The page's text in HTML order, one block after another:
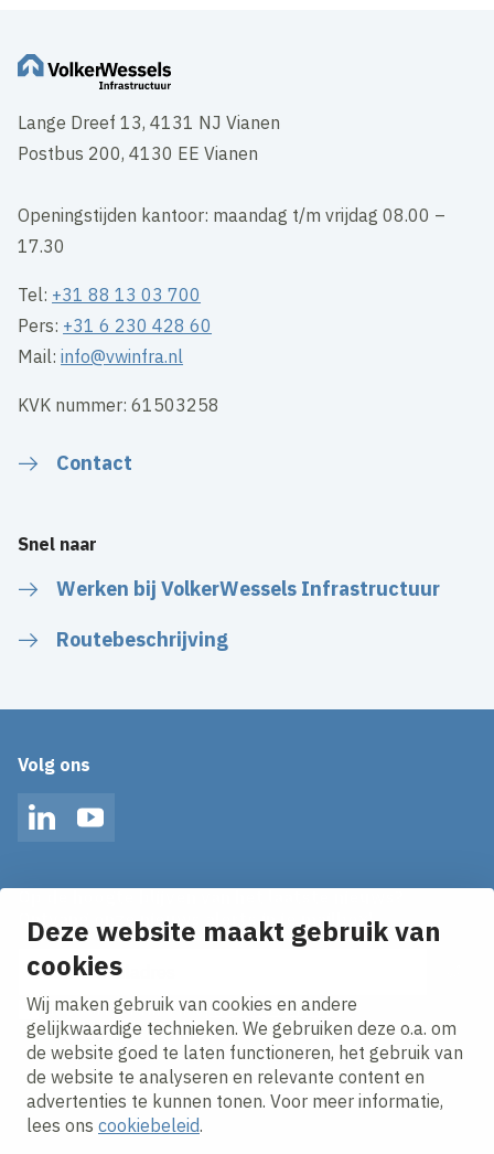
Deze website maakt gebruik van
cookies
Wij maken gebruik van cookies en andere
gelijkwaardige technieken. We gebruiken deze o.a. om
de website goed te laten functioneren, het gebruik van
de website te analyseren en relevante content en
advertenties te kunnen tonen. Voor meer informatie,
lees ons cookiebeleid.
Lange Dreef 13, 4131 NJ Vianen
Postbus 200, 4130 EE Vianen
Openingstijden kantoor: maandag t/m vrijdag 08.00 –
17.30
Tel: +31 88 13 03 700
Pers: +31 6 230 428 60
Mail:info@vwinfra.nl
KVK nummer: 61503258
Contact
Snel naar
Werken bij VolkerWessels Infrastructuur
Routebeschrijving
Volg ons
LinkedInYouTube
Ontvang onze nieuws alerts in je mailbox!
E-mailadres
Ik ga akkoord met hetprivacy statement.